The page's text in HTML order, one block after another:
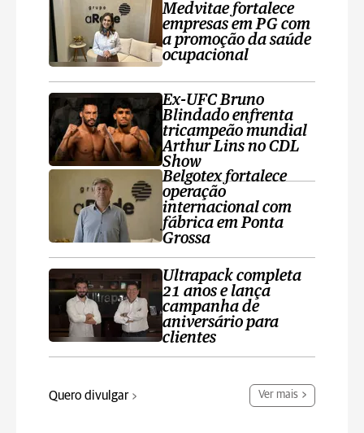
Medvitae fortalece
empresas em PG com
a promoção da saúde
ocupacional
Ex-UFC Bruno
Blindado enfrenta
tricampeão mundial
Arthur Lins no CDL
Show
Belgotex fortalece
operação
internacional com
fábrica em Ponta
Grossa
Ultrapack completa
21 anos e lança
campanha de
aniversário para
clientes
Quero divulgar Ver mais